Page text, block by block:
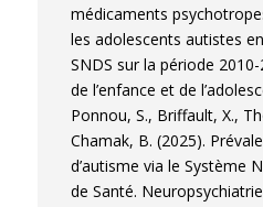
médicaments
les adolescents autistes
SNDS sur la période
de l’enfance et de
Ponnou, S., Briffault, X.,
Chamak, B. (2025).
d’autisme via le Système
de Santé.